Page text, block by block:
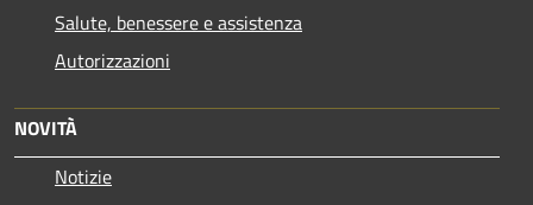
Salute, benessere e assistenza
Autorizzazioni
NOVITÀ
Notizie